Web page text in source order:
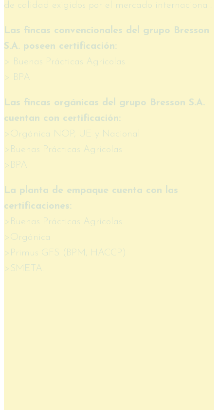
de calidad exigidos por el mercado internacional.
Las fincas convencionales del grupo Bresson
S.A. poseen certificación:
> Buenas Prácticas Agrícolas
> BPA
Las fincas orgánicas del grupo Bresson S.A.
cuentan con certificación:
>Orgánica NOP, UE y Nacional
>Buenas Prácticas Agrícolas
>BPA
La planta de empaque cuenta con las
certificaciones:
>Buenas Prácticas Agrícolas
>Orgánica
>Primus GFS (BPM, HACCP)
>SMETA.